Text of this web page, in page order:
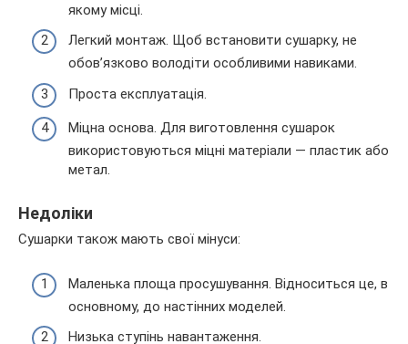
якому місці.
Легкий монтаж. Щоб встановити сушарку, не
обов’язково володіти особливими навиками.
Проста експлуатація.
Міцна основа. Для виготовлення сушарок
використовуються міцні матеріали — пластик або
метал.
Недоліки
Сушарки також мають свої мінуси:
Маленька площа просушування. Відноситься це, в
основному, до настінних моделей.
Низька ступінь навантаження.